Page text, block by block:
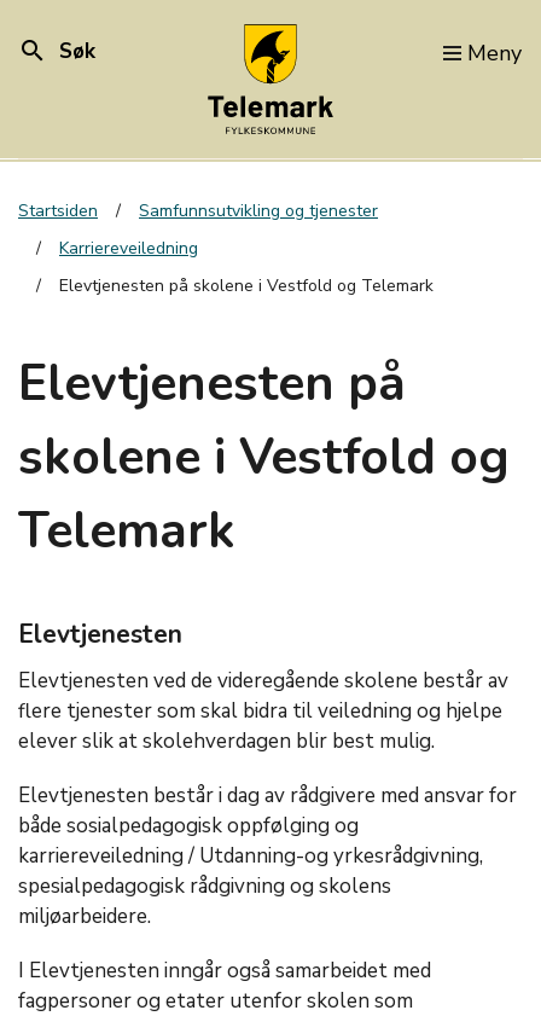
search Søk Meny
Startsiden
Samfunnsutvikling og tjenester
Karriereveiledning
Elevtjenesten på skolene i Vestfold og Telemark
Elevtjenesten på
skolene i Vestfold og
Telemark
Elevtjenesten
Elevtjenesten ved de videregående skolene består av
flere tjenester som skal bidra til veiledning og hjelpe
elever slik at skolehverdagen blir best mulig.
Elevtjenesten består i dag av rådgivere med ansvar for
både sosialpedagogisk oppfølging og
karriereveiledning / Utdanning-og yrkesrådgivning,
spesialpedagogisk rådgivning og skolens
miljøarbeidere.
I Elevtjenesten inngår også samarbeidet med
fagpersoner og etater utenfor skolen som